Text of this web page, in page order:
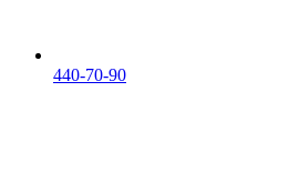
440-70-90